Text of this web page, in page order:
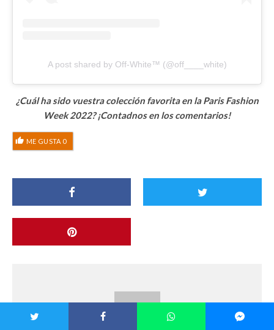
A post shared by Off-White™ (@off____white)
¿Cuál ha sido vuestra colección favorita en la Paris Fashion
Week 2022? ¡Contadnos en los comentarios!
ME GUSTA 0